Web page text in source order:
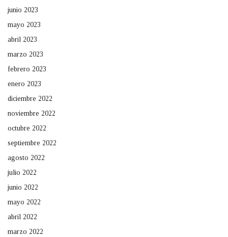
junio 2023
mayo 2023
abril 2023
marzo 2023
febrero 2023
enero 2023
diciembre 2022
noviembre 2022
octubre 2022
septiembre 2022
agosto 2022
julio 2022
junio 2022
mayo 2022
abril 2022
marzo 2022